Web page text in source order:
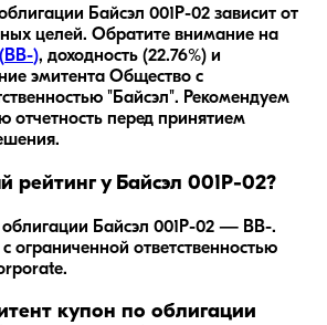
Байсэл 001P-02 зависит от
целей. Обратите внимание на
(BB-), доходность (22.76%) и
эмитента Общество с
"Байсэл". Рекомендуем
отчетность перед принятием
рейтинг у Байсэл 001P-02?
Байсэл 001P-02 — BB-.
ограниченной ответственностью
купон по облигации